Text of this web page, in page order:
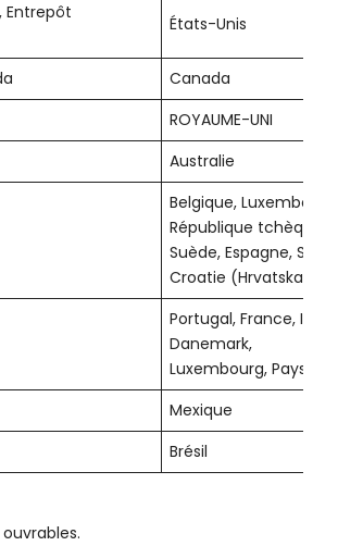
Entrepôt
États-Unis
Canada
ROYAUME-UNI
Australie
Belgique, Luxembourg,
République tchèque,
Suède, Espagne,
Croatie (Hrvatska),
Portugal, France, Italie,
Danemark,
Luxembourg, Pays-Bas,
Mexique
Brésil